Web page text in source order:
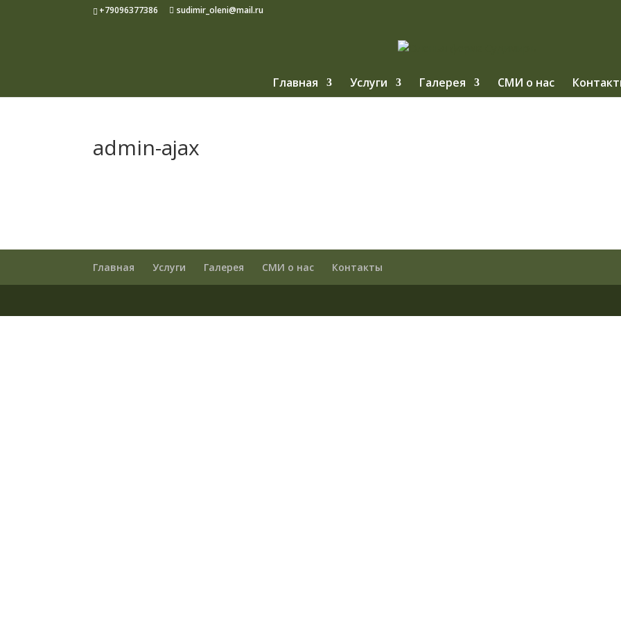
+79096377386 sudimir_oleni@mail.ru
Главная Услуги Галерея СМИ о нас
admin-ajax
Главная Услуги Галерея СМИ о нас Контакты